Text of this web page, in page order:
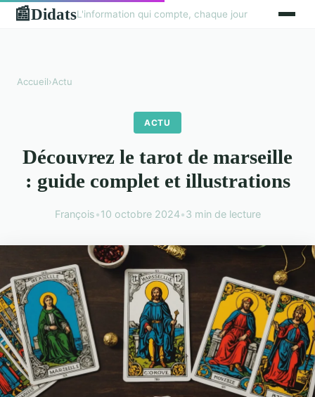
📰DidatsL'information qui compte, chaque jour
Accueil›Actu
ACTU
Découvrez le tarot de marseille
: guide complet et illustrations
François•10 octobre 2024•3 min de lecture